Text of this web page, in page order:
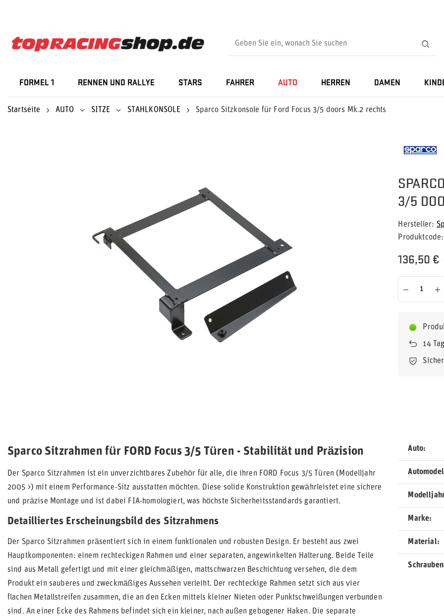
FORMEL 1 RENNEN UND RALLYE STARS FAHRER AUTO HERREN DAMEN
Startseite AUTO SITZE STAHLKONSOLE Sparco Sitzkonsole für Ford Focus 3/5 doors Mk.2 rechts
3/5
Hersteller
Produktcode
136,50 €
14
Sparco Sitzrahmen für FORD Focus 3/5 Türen - Stabilität und Präzision
Der Sparco Sitzrahmen ist ein unverzichtbares Zubehör für alle, die ihren FORD Focus 3/5 Türen (Modelljahr
2005 >) mit einem Performance-Sitz ausstatten möchten. Diese solide Konstruktion gewährleistet eine sichere
und präzise Montage und ist dabei FIA-homologiert, was höchste Sicherheitsstandards garantiert.
Detailliertes Erscheinungsbild des Sitzrahmens
Der Sparco Sitzrahmen präsentiert sich in einem funktionalen und robusten Design. Er besteht aus zwei
Hauptkomponenten: einem rechteckigen Rahmen und einer separaten, angewinkelten Halterung. Beide Teile
sind aus Metall gefertigt und mit einer gleichmäßigen, mattschwarzen Beschichtung versehen, die dem
Produkt ein sauberes und zweckmäßiges Aussehen verleiht. Der rechteckige Rahmen setzt sich aus vier
flachen Metallstreifen zusammen, die an den Ecken mittels kleiner Nieten oder Punktschweißungen verbunden
sind. An einer Ecke des Rahmens befindet sich ein kleiner, nach außen gebogener Haken. Die separate
Auto
Marke
Material